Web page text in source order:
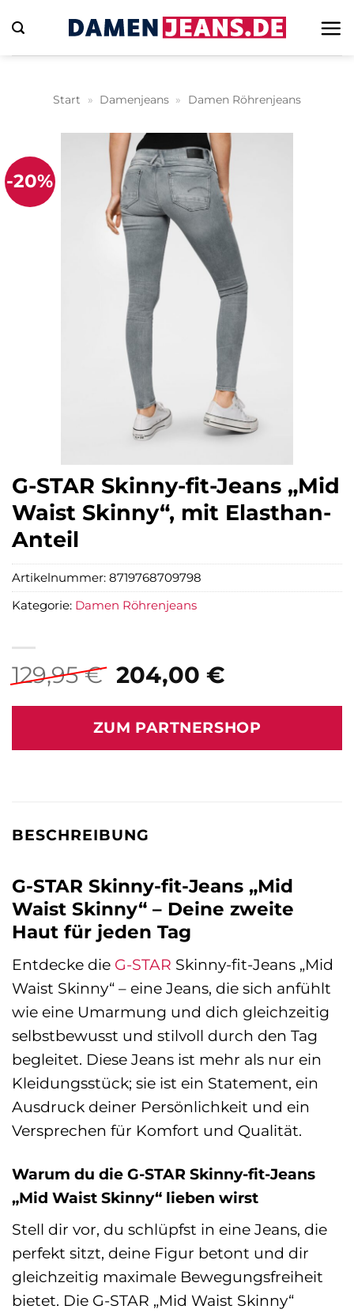
Inhalt
springen
Start » Damenjeans » Damen Röhrenjeans
-20%
G-STAR Skinny-fit-Jeans „Mid
Waist Skinny“, mit Elasthan-
Anteil
129,95€ Ursprünglicher
Preis
war:
129,95 €
204,00 €Aktueller
ist:
204,00 €.
ZUM PARTNERSHOP
Artikelnummer: 8719768709798
Kategorie: Damen Röhrenjeans
BESCHREIBUNG
G-STAR Skinny-fit-Jeans „Mid
Waist Skinny“ – Deine zweite
Haut für jeden Tag
Entdecke die G-STAR Skinny-fit-Jeans „Mid
Waist Skinny“ – eine Jeans, die sich anfühlt
wie eine Umarmung und dich gleichzeitig
selbstbewusst und stilvoll durch den Tag
begleitet. Diese Jeans ist mehr als nur ein
Kleidungsstück; sie ist ein Statement, ein
Ausdruck deiner Persönlichkeit und ein
Versprechen für Komfort und Qualität.
Warum du die G-STAR Skinny-fit-Jeans
„Mid Waist Skinny“ lieben wirst
Stell dir vor, du schlüpfst in eine Jeans, die
perfekt sitzt, deine Figur betont und dir
gleichzeitig maximale Bewegungsfreiheit
bietet. Die G-STAR „Mid Waist Skinny“